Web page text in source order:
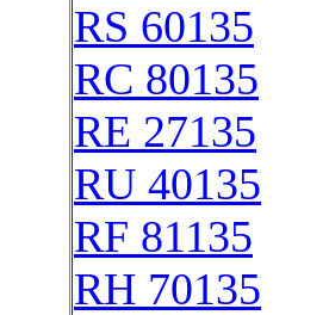
RS 60135
RC 80135
RE 27135
RU 40135
RF 81135
RH 70135